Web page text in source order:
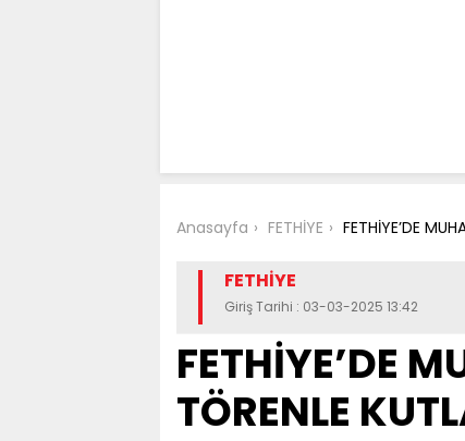
Anasayfa FETHİYE FETHİYE’DE
FETHİYE
Giriş Tarihi : 03-03-2025 13:42
FETHİYE’DE
TÖRENLE